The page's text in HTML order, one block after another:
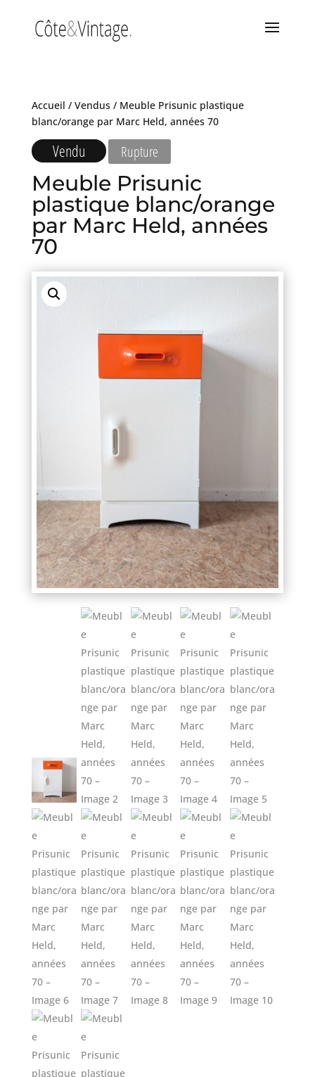
Accueil / Vendus/ Meuble Prisunic plastique
blanc/orange par Marc Held, années 70
Vendu Rupture
Meuble Prisunic
plastique blanc/orange
par Marc Held, années
70